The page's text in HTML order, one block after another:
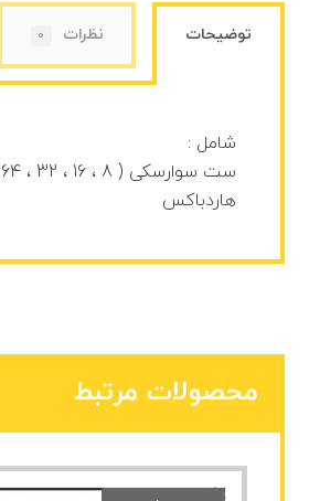
توضیحات نظرات 0
شامل :
ست سوارسکی ( 8 ، 16 ، 32 ، 64 گیگ )
هاردباکس
محصولات مرتبط